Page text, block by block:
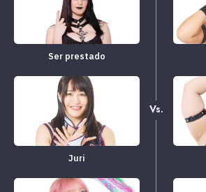
Ser prestado
Juri
Vs.